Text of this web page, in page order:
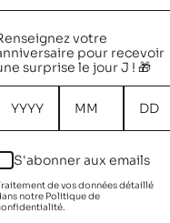
votre
pour recevoir
surprise le jour J ! 🎁
S'abonner aux emails
de vos données détaillé
notre Politique de